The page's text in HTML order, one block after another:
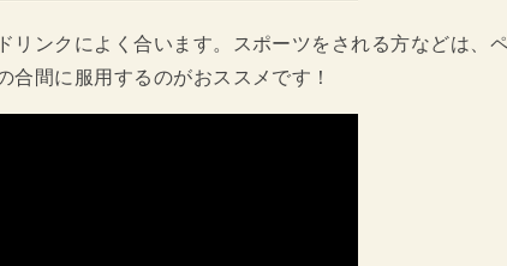
リンクによく合います。スポーツをされる方などは、
合間に服用するのがおススメです！